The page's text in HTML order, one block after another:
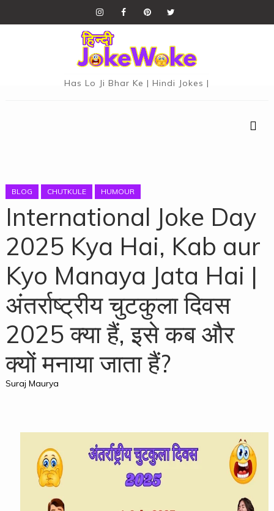
Has Lo Ji Bhar Ke | Hindi Jokes |
BLOG CHUTKULE HUMOUR
International Joke Day
2025 Kya Hai, Kab aur
Kyo Manaya Jata Hai |
अंतर्राष्ट्रीय चुटकुला दिवस
2025 क्या हैं, इसे कब और
क्यों मनाया जाता हैं?
Suraj Maurya